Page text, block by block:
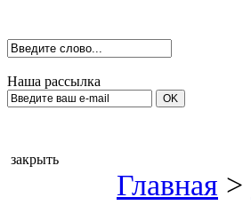
Наша рассылка
закрыть
Главная >